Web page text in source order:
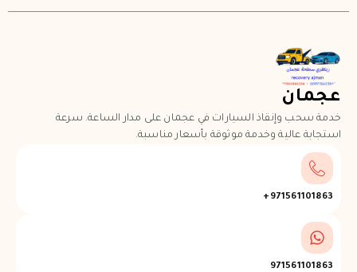
عجمان
خدمة سحب وإنقاذ السيارات في عجمان على مدار الساعة. سرعة
استجابة عالية وخدمة موثوقة بأسعار مناسبة.
971561101863+
971561101863